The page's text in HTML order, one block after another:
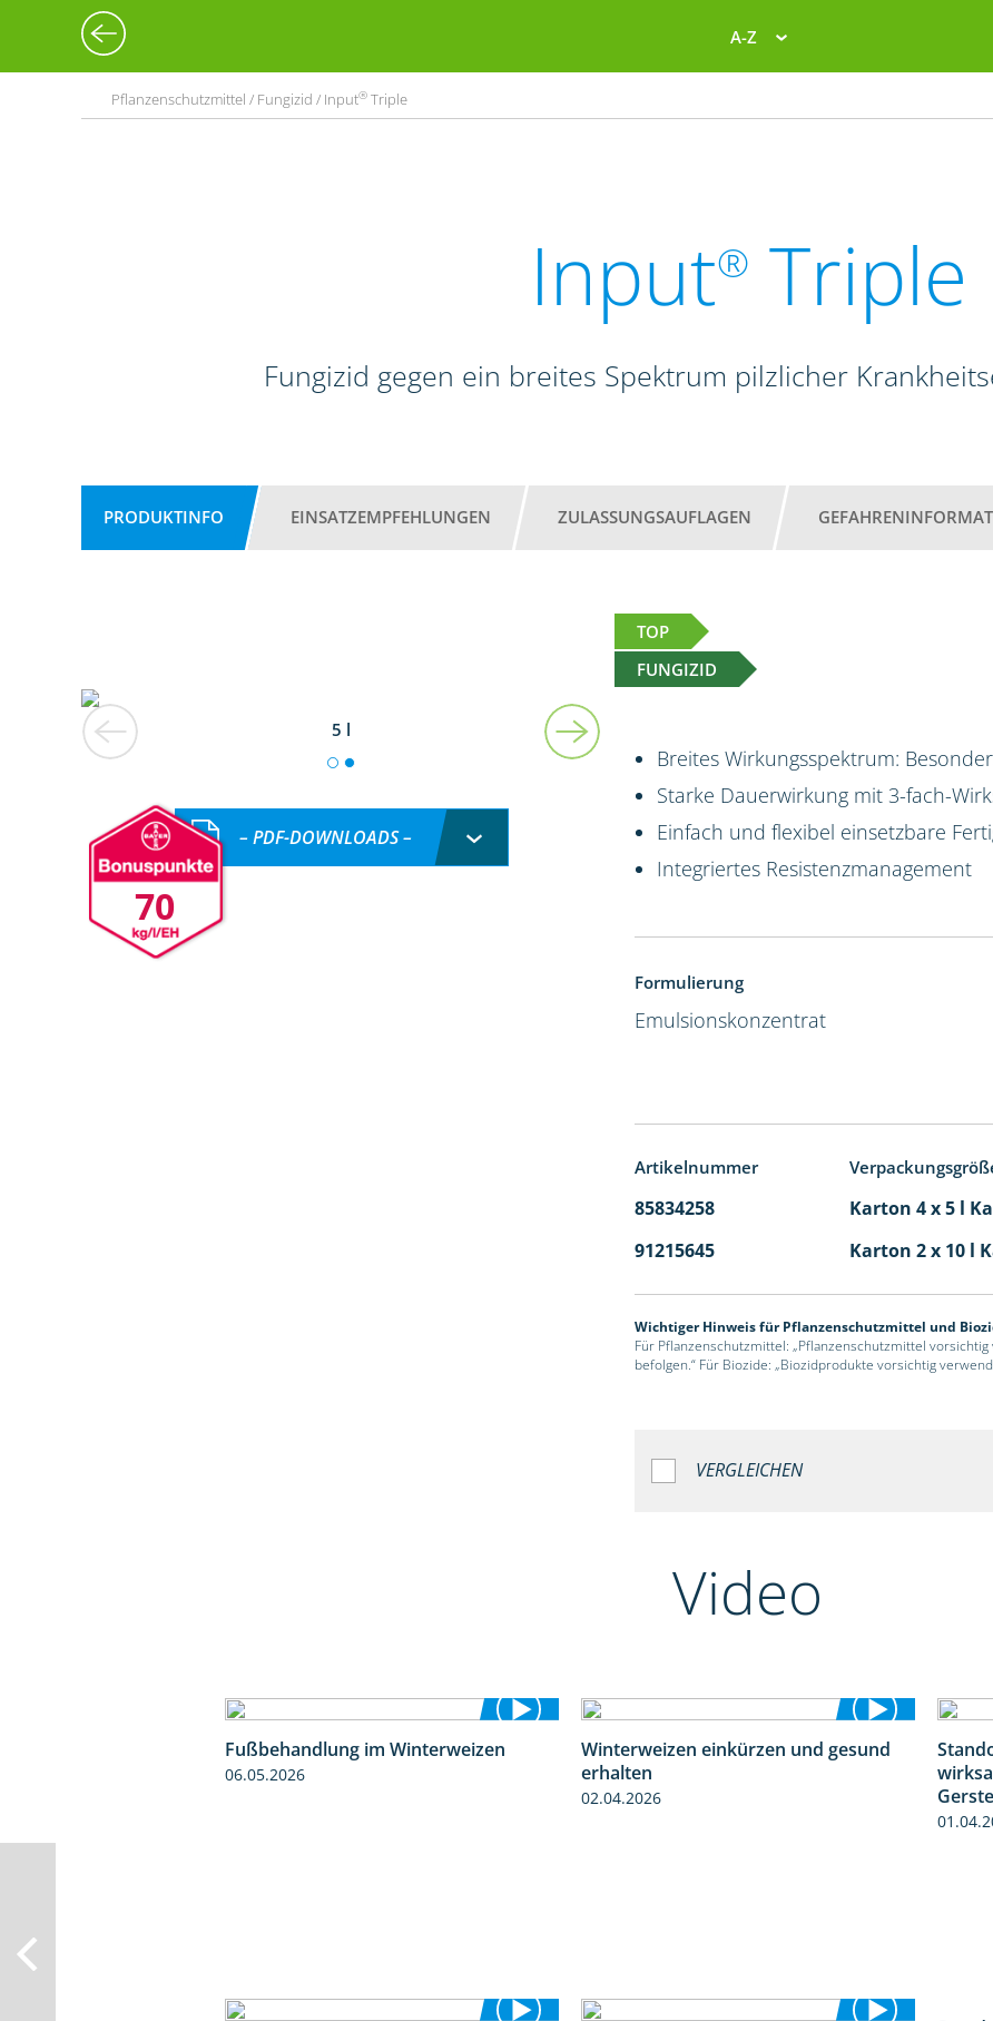
A-Z
Pflanzenschutzmittel / Fungizid / Input® Triple
Input® Triple
Fungizid gegen ein breites Spektrum pilzlicher
PRODUKTINFO EINSATZEMPFEHLUNGEN ZULASSUNGSAUFLAGEN
TOP
FUNGIZID
5 l
70
– PDF-DOWNLOADS –
Breites Wirkungsspektrum:
Starke Dauerwirkung mit 3-fach-
Einfach und flexibel einsetzbare
Integriertes Resistenzmanagement
Formulierung
Emulsionskonzentrat
Artikelnummer
85834258 Karton 4 x 5 l
91215645
Karton 2 x 10 l
Wichtiger Hinweis für Pflanzenschutzmittel und
Für Pflanzenschutzmittel: „Pflanzenschutzmittel
befolgen.“ Für Biozide: „Biozidprodukte vorsichtig
VERGLEICHEN
Video
1:30
Fußbehandlung im Winterweizen
06.05.2026
1:56
Winterweizen einkürzen und gesund
erhalten
02.04.2026
Gerste